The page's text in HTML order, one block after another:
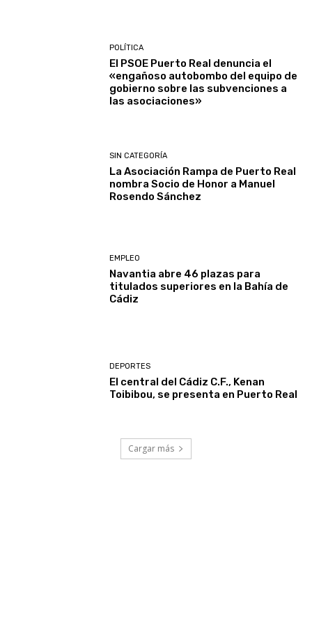
POLÍTICA
El PSOE Puerto Real denuncia el
«engañoso autobombo del equipo de
gobierno sobre las subvenciones a
las asociaciones»
SIN CATEGORÍA
La Asociación Rampa de Puerto Real
nombra Socio de Honor a Manuel
Rosendo Sánchez
EMPLEO
Navantia abre 46 plazas para
titulados superiores en la Bahía de
Cádiz
DEPORTES
El central del Cádiz C.F., Kenan
Toibibou, se presenta en Puerto Real
Cargar más